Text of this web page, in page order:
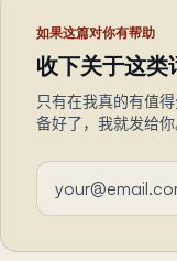
如果这篇对你有帮助
收下关于这类
只有在我真的有值
备好了，我就发给你
邮箱地址